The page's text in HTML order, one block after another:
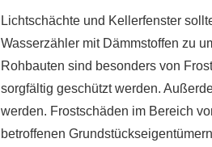
Lichtschächte und Kellerfenster
Wasserzähler mit Dämmstoffen zu
Rohbauten sind besonders von
sorgfältig geschützt werden.
werden. Frostschäden im Bereich
betroffenen